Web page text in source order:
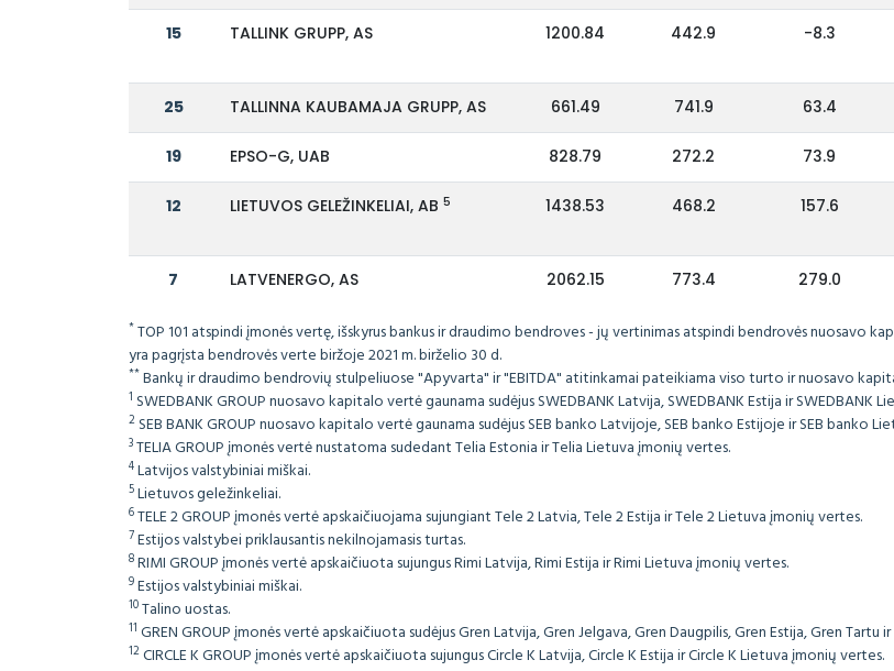
15 TALLINK GRUPP, AS 1200.84 442.9 -8.3
25 TALLINNA KAUBAMAJA GRUPP, AS 661.49 741.9 63.4
19 EPSO-G, UAB 828.79 272.2 73.9
12 LIETUVOS GELEŽINKELIAI, AB5 1438.53 468.2 157.6
7 LATVENERGO, AS 2062.15 773.4 279.0
*TOP 101 atspindi įmonės vertę, išskyrus bankus ir draudimo bendroves - jų vertinimas atspindi bendrovės nuosavo
yra pagrįsta bendrovės verte biržoje 2021 m. birželio 30 d.
**Bankų ir draudimo bendrovių stulpeliuose "Apyvarta" ir "EBITDA" atitinkamai pateikiama viso turto ir nuosavo
1 SWEDBANK GROUP nuosavo kapitalo vertė gaunama sudėjus SWEDBANK Latvija, SWEDBANK Estija ir SWEDBANK
2 SEB BANK GROUP nuosavo kapitalo vertė gaunama sudėjus SEB banko Latvijoje, SEB banko Estijoje ir SEB banko
3TELIA GROUP įmonės vertė nustatoma sudedant Telia Estonia ir Telia Lietuva įmonių vertes.
4Latvijos valstybiniai miškai.
5Lietuvos geležinkeliai.
6TELE 2 GROUP įmonės vertė apskaičiuojama sujungiant Tele 2 Latvia, Tele 2 Estija ir Tele 2 Lietuva įmonių vertes.
7Estijos valstybei priklausantis nekilnojamasis turtas.
8RIMI GROUP įmonės vertė apskaičiuota sujungus Rimi Latvija, Rimi Estija ir Rimi Lietuva įmonių vertes.
9Estijos valstybiniai miškai.
10Talino uostas.
11 GREN GROUP įmonės vertė apskaičiuota sudėjus Gren Latvija, Gren Jelgava, Gren Daugpilis, Gren Estija, Gren Tartu
12CIRCLE K GROUP įmonės vertė apskaičiuota sujungus Circle K Latvija, Circle K Estija ir Circle K Lietuva įmonių vertes.